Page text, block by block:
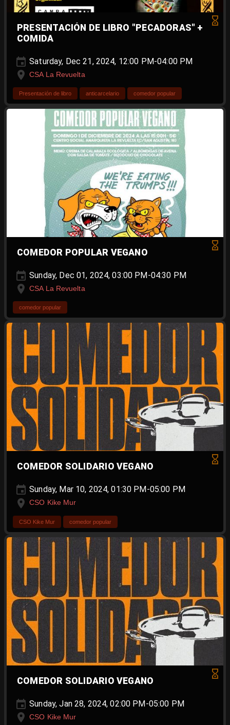
PRESENTACIÓN DE LIBRO "PECADORAS" +
COMIDA
Saturday, Dec 21, 2024, 12:00 PM-04:00 PM
CSA La Revuelta
Presentación de libro anticarcelario comedor popular
COMEDOR POPULAR VEGANO
Sunday, Dec 01, 2024, 03:00 PM-04:30 PM
CSA La Revuelta
comedor popular
COMEDOR SOLIDARIO VEGANO
Sunday, Mar 10, 2024, 01:30 PM-05:00 PM
CSO Kike Mur
CSO Kike Mur comedor popular
COMEDOR SOLIDARIO VEGANO
Sunday, Jan 28, 2024, 02:00 PM-05:00 PM
CSO Kike Mur